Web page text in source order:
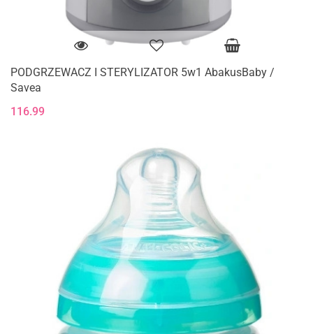
PODGRZEWACZ I STERYLIZATOR 5w1 AbakusBaby /
Savea
116.99